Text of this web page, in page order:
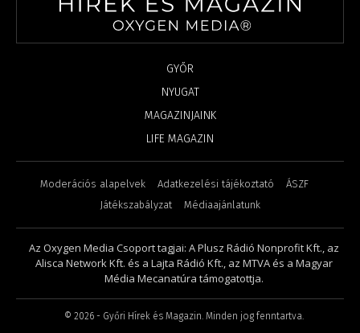
GYŐR
NYUGAT
MAGAZINJAINK
LIFE MAGAZIN
Moderációs alapelvek Adatkezelési tájékoztató
ÁSZF
Játékszabályzat
Médiaajánlatunk
Az Oxygen Media Csoport tagjai: A Plusz Rádió Nonprofit Kft., az
Alisca Network Kft. és a Lajta Rádió Kft., az MTVA és a Magyar
Média Mecanatúra támogatottja.
© 2026 - Győri Hírek és Magazin. Minden jog fenntartva.